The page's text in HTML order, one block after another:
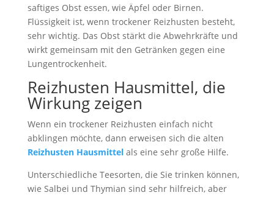
saftiges Obst essen, wie Äpfel oder Birnen.
Flüssigkeit ist, wenn trockener Reizhusten besteht,
sehr wichtig. Das Obst stärkt die Abwehrkräfte und
wirkt gemeinsam mit den Getränken gegen eine
Lungentrockenheit.
Reizhusten Hausmittel, die
Wirkung zeigen
Wenn ein trockener Reizhusten einfach nicht
abklingen möchte, dann erweisen sich die alten
Reizhusten Hausmittelals eine sehr große Hilfe.
Unterschiedliche Teesorten, die Sie trinken können,
wie Salbei und Thymian sind sehr hilfreich, aber